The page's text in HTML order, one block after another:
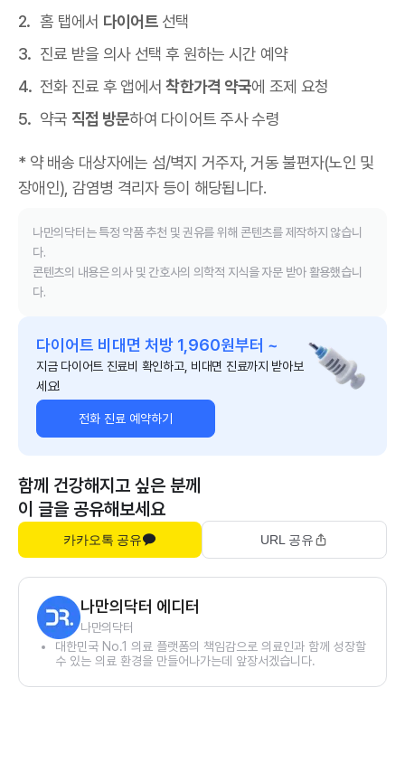
홈 탭에서 다이어트선택
진료 받을 의사 선택 후 원하는 시간 예약
전화 진료 후 앱에서착한가격 약국에 조제 요청
약국 직접 방문하여 다이어트 주사 수령
* 약 배송 대상자에는 섬/벽지 거주자, 거동 불편자(노인 및
장애인), 감염병 격리자 등이 해당됩니다.
나만의닥터는 특정 약품 추천 및 권유를 위해 콘텐츠를 제작하지 않습니
다.
콘텐츠의 내용은 의사 및 간호사의 의학적 지식을 자문 받아 활용했습니
다.
다이어트 비대면 처방 1,960원부터 ~
지금 다이어트 진료비 확인하고, 비대면 진료까지 받아보
세요!
전화 진료 예약하기
함께 건강해지고 싶은 분께
이 글을 공유해보세요
카카오톡 공유 URL 공유
나만의닥터 에디터
나만의닥터
대한민국 No.1 의료 플랫폼의 책임감으로 의료인과 함께 성장할
수 있는 의료 환경을 만들어나가는데 앞장서겠습니다.